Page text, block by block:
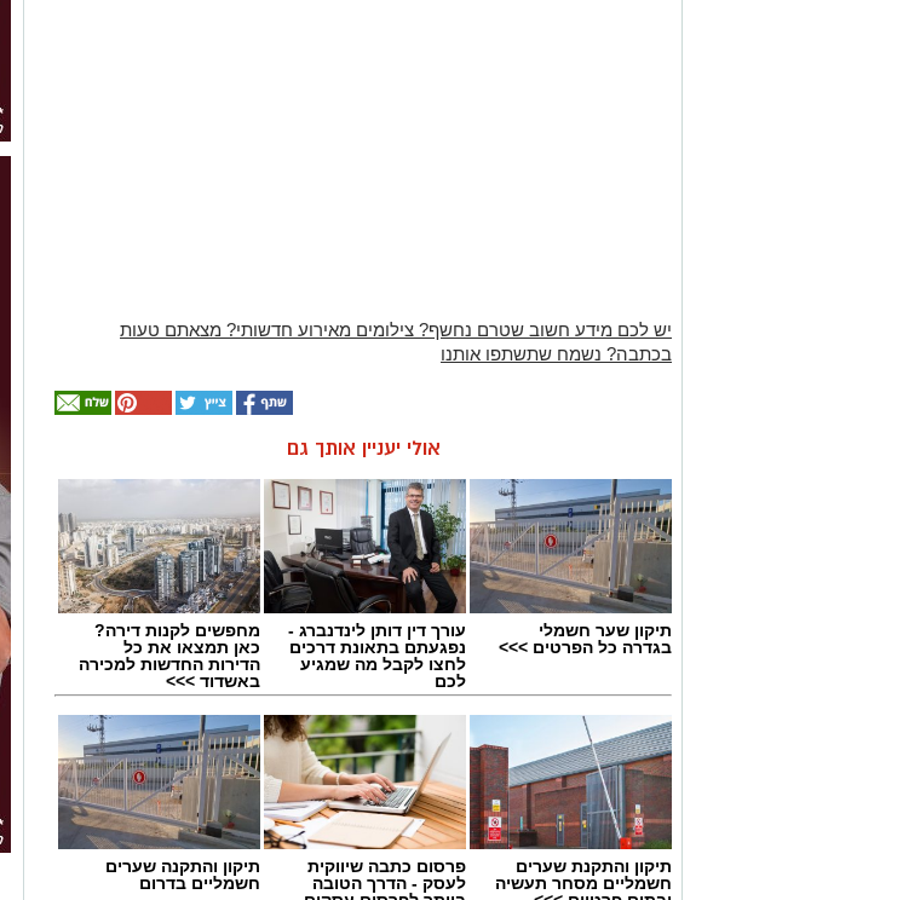
יש לכם מידע חשוב שטרם נחשף? צילומים מאירוע חדשותי? מצאתם טעות
בכתבה? נשמח שתשתפו אותנו
אולי יעניין אותך גם
תיקון שער חשמלי
בגדרה כל הפרטים >>>
עורך דין דותן לינדנברג -
נפגעתם בתאונת דרכים
לחצו לקבל מה שמגיע
לכם
מחפשים לקנות דירה?
כאן תמצאו את כל
הדירות החדשות למכירה
באשדוד >>>
תיקון והתקנת שערים
חשמליים מסחר תעשיה
פרסום כתבה שיווקית
לעסק - הדרך הטובה
תיקון והתקנה שערים
חשמליים בדרום